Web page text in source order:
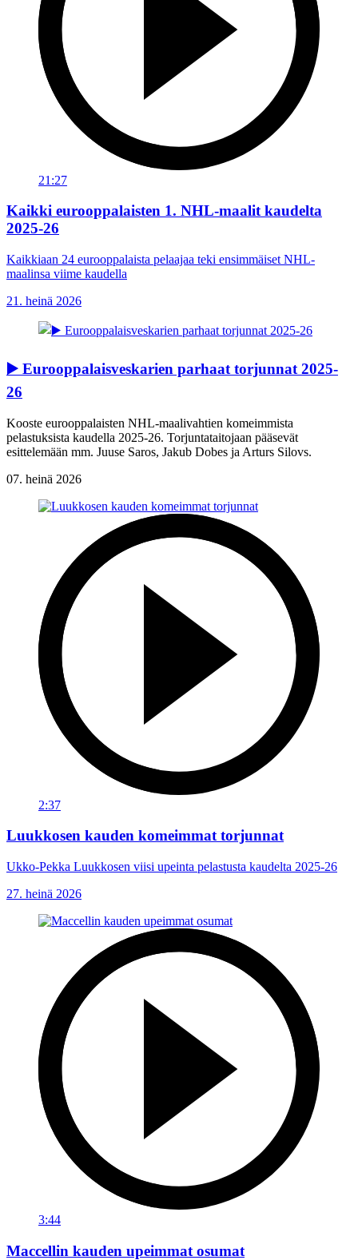
21:27
Kaikki eurooppalaisten 1. NHL-maalit kaudelta
2025-26
Kaikkiaan 24 eurooppalaista pelaajaa teki ensimmäiset NHL-
maalinsa viime kaudella
21. heinä 2026
▶️ Eurooppalaisveskarien parhaat torjunnat 2025-
26
Kooste eurooppalaisten NHL-maalivahtien komeimmista
pelastuksista kaudella 2025-26. Torjuntataitojaan pääsevät
esittelemään mm. Juuse Saros, Jakub Dobes ja Arturs Silovs.
07. heinä 2026
2:37
Luukkosen kauden komeimmat torjunnat
Ukko-Pekka Luukkosen viisi upeinta pelastusta kaudelta 2025-26
27. heinä 2026
3:44
Maccellin kauden upeimmat osumat